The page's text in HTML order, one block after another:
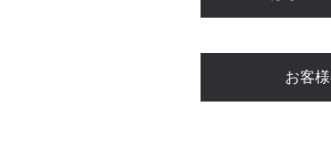
お客